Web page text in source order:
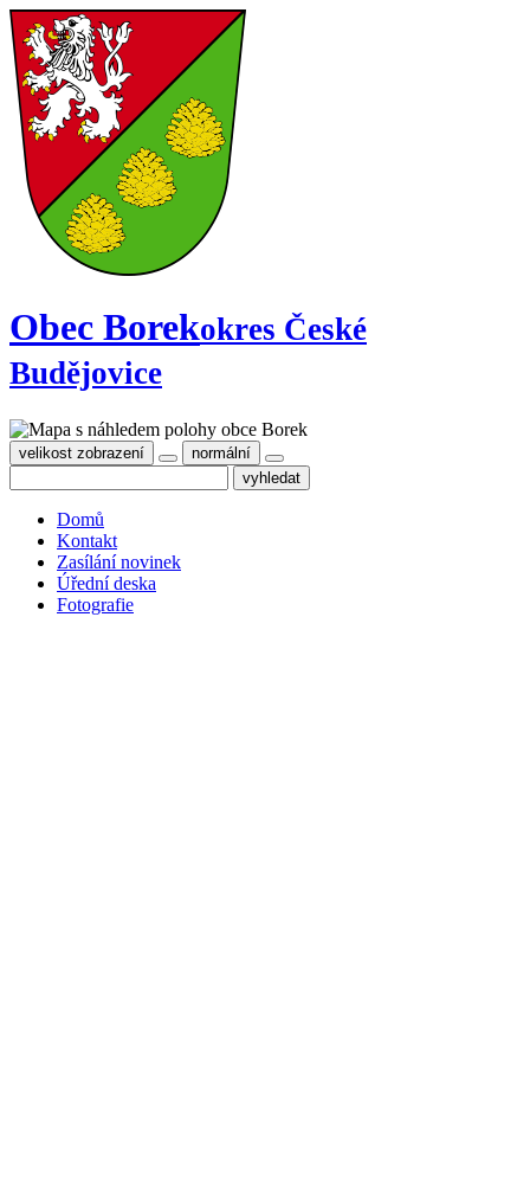
Obec Borekokres České
Budějovice
velikost zobrazení normální
Domů
Kontakt
Zasílání novinek
Úřední deska
Fotografie